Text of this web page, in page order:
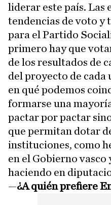
liderar este país. Las
tendencias de voto y
para el Partido
primero hay que
de los resultados de
del proyecto de cada
en qué podemos
formarse una
pactar por pactar
que permitan dotar
instituciones, como
en el Gobierno vasco
haciendo en
—¿A quién prefiere